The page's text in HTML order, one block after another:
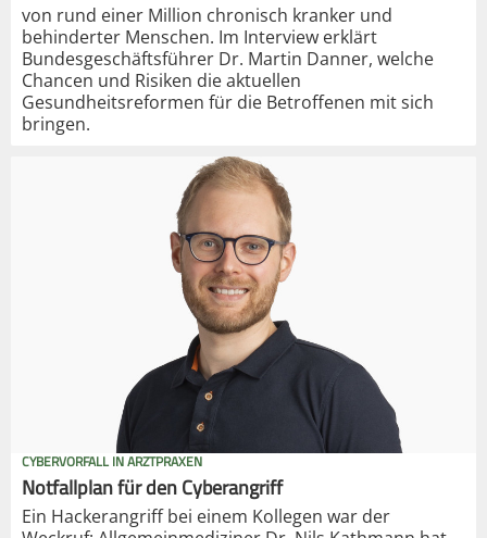
von rund einer Million chronisch kranker und
behinderter Menschen. Im Interview erklärt
Bundesgeschäftsführer Dr. Martin Danner, welche
Chancen und Risiken die aktuellen
Gesundheitsreformen für die Betroffenen mit sich
bringen.
CYBERVORFALL IN ARZTPRAXEN
Notfallplan für den Cyberangriff
Ein Hackerangriff bei einem Kollegen war der